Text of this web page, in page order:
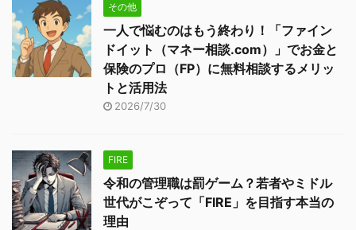
その他
一人で悩むのはもう終わり！「ファイン
ドイット（マネー相談.com）」でお金と
保険のプロ（FP）に無料相談するメリッ
トと活用法
2026/7/30
FIRE
令和の管理職は罰ゲーム？若者やミドル
世代がこぞって「FIRE」を目指す本当の
理由